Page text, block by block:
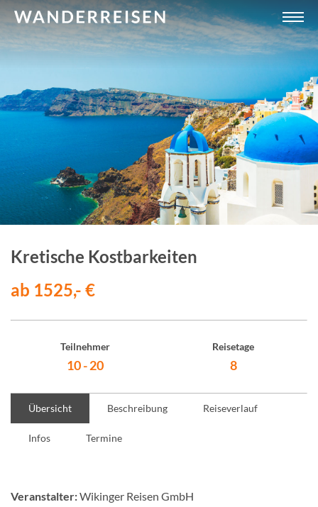
Kretische Kostbarkeiten
ab 1525,- €
Teilnehmer
10 - 20
Reisetage
8
Übersicht Beschreibung Reiseverlauf
Infos Termine
Veranstalter:Wikinger Reisen GmbH